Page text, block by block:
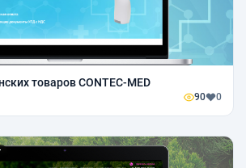
товаров CONTEC-MED
90 0